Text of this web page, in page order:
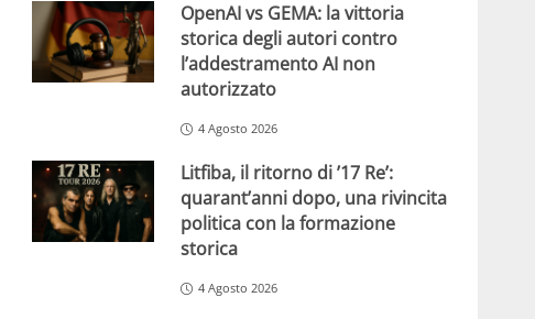
OpenAI vs GEMA: la vittoria
storica degli autori contro
l’addestramento AI non
autorizzato
4 Agosto 2026
Litfiba, il ritorno di ’17 Re’:
quarant’anni dopo, una rivincita
politica con la formazione
storica
4 Agosto 2026